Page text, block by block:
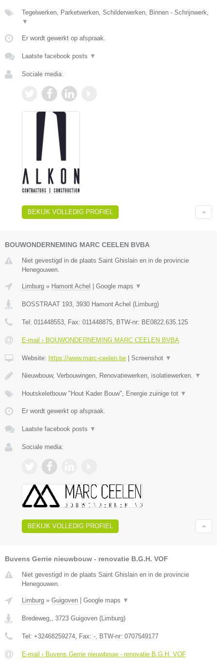
Tegelwerken, Parketwerken, Schilderwerken, Binnen - Schrijnwerk,
▼
Er wordt gewerkt op afspraak.
Laatste facebook posts ▼
Sociale media:
BEKIJK VOLLEDIG PROFIEL
BOUWONDERNEMING MARC CEELEN BVBA
Niet gevestigd in de plaats Saint Ghislain en in de provincie
Henegouwen.
Limburg » Hamont Achel Google maps ▼
BOSSTRAAT 193 3930 Hamont Achel ( Limburg)
Tel: 011448553 , Fax: 011448875 , BTW-nr: BE0822.635.125
E-mail › BOUWONDERNEMING MARC CEELEN BVBA
Website: https://www.marc-ceelen.be Screenshot ▼
Nieuwbouw, Verbouwingen, Renovatiewerken, isolatiewerken. ▼
Houtskeletbouw "Hout Kader Bouw", Energie zuinige tot ▼
Er wordt gewerkt op afspraak.
Laatste facebook posts ▼
Sociale media:
BEKIJK VOLLEDIG PROFIEL
Buvens Gerrie nieuwbouw - renovatie B.G.H. VOF
Niet gevestigd in de plaats Saint Ghislain en in de provincie
Henegouwen.
Limburg » Guigoven Google maps ▼
Bredeweg,, 3723 Guigoven (Limburg)
Tel: +32468259274, Fax: -, BTW-nr: 0707549177
E-mail › Buvens Gerrie nieuwbouw - renovatie B.G.H. VOF